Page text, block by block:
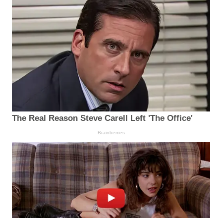
The Real Reason Steve Carell Left 'The Office'
Brainberries